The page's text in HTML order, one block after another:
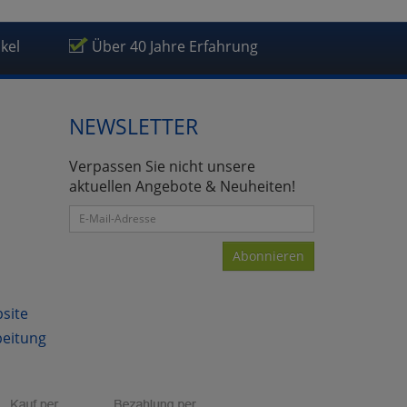
Über 40 Jahre Erfahrung
NEWSLETTER
Verpassen Sie nicht unsere
aktuellen Angebote & Neuheiten!
Abonnieren